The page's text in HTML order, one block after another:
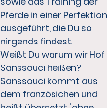
Pferde in einer Perfektion
ausgeführt, die Du so
nirgends findest.
Weißt Du warum wir Hof
Sanssouci heißen?
Sanssouci kommt aus
dem französichen und